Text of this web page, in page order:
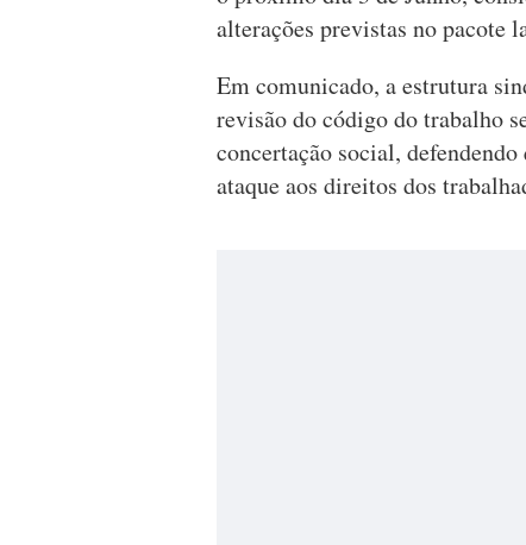
alterações previstas no pacote
Em comunicado, a estrutura
revisão do código do trabalho
concertação social,
ataque aos direitos dos